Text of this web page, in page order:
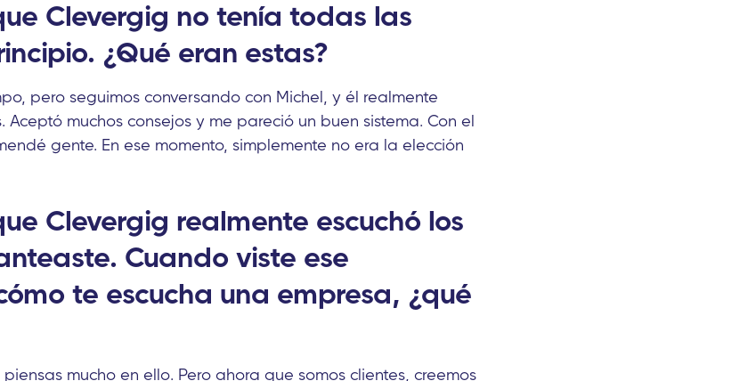
Clevergig no tenía todas las
¿Qué eran estas?
pero seguimos conversando con Michel, y él realmente
Aceptó muchos consejos y me pareció un buen sistema. Con el
gente. En ese momento, simplemente no era la elección
Clevergig realmente escuchó los
Cuando viste ese
te escucha una empresa, ¿qué
mucho en ello. Pero ahora que somos clientes, creemos